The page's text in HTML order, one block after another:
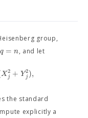
group,
q = n, and let
X2
j + Y2
j ),
the standard
explicitly a